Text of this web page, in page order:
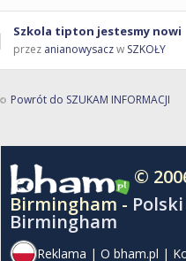
Szkola tipton jestesmy nowi
przez anianowysaczw SZKOŁY
Powrót do SZUKAM INFORMACJI
©
Birmingham -
Birmingham
Reklama | O bham.pl |